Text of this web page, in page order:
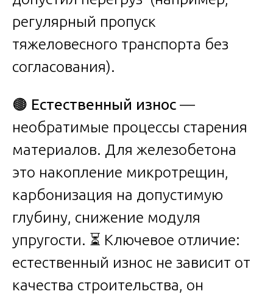
регулярный пропуск
тяжеловесного транспорта без
согласования).
🟤 Естественный износ —
необратимые процессы старения
материалов. Для железобетона
это накопление микротрещин,
карбонизация на допустимую
глубину, снижение модуля
упругости. ⏳ Ключевое отличие:
естественный износ не зависит от
качества строительства, он